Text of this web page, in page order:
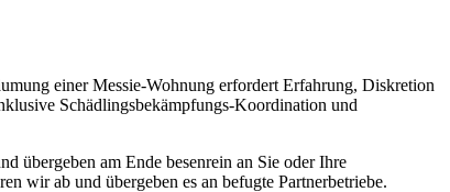
einer Messie-Wohnung erfordert Erfahrung, Diskretion
Schädlingsbekämpfungs-Koordination und
übergeben am Ende besenrein an Sie oder Ihre
wir ab und übergeben es an befugte Partnerbetriebe.